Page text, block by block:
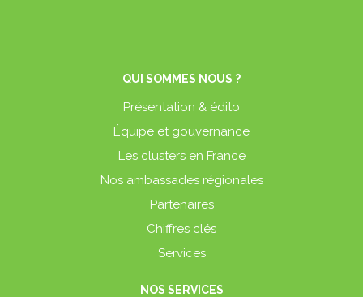
QUI SOMMES NOUS ?
Présentation & édito
Équipe et gouvernance
Les clusters en France
Nos ambassades régionales
Partenaires
Chiffres clés
Services
NOS SERVICES